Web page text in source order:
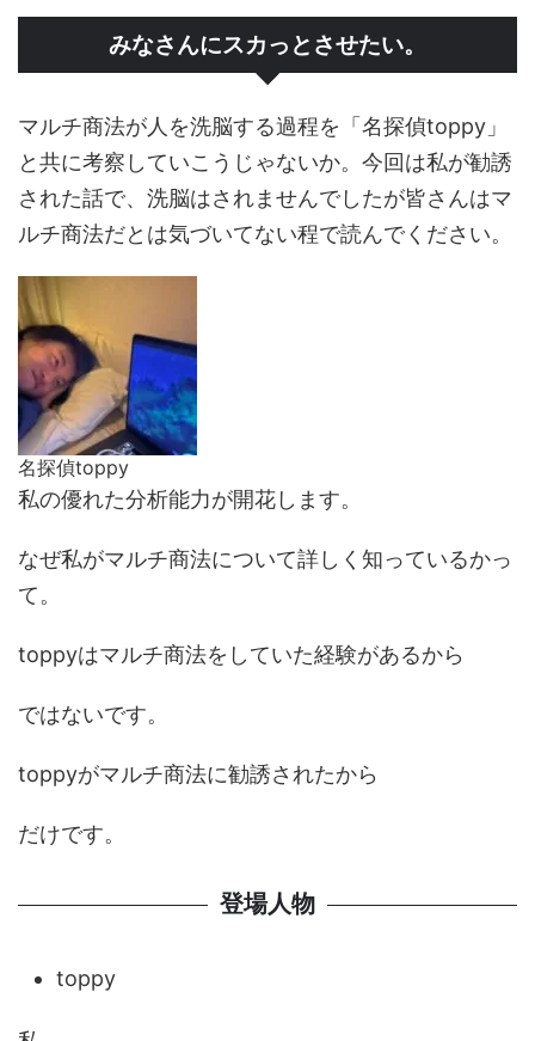
みなさんにスカっとさせたい。
マルチ商法が人を洗脳する過程を「 名探偵toppy 」
と共に考察していこうじゃないか。今回は私が勧誘
された話で、洗脳はされませんでしたが皆さんはマ
ルチ商法だとは気づいてない程で読んでください。
名探偵toppy
私の優れた分析能力が開花します。
なぜ私がマルチ商法について詳しく知っているかっ
て。
toppyはマルチ商法をしていた経験があるから
ではないです。
toppyがマルチ商法に勧誘されたから
だけです。
登場人物
toppy